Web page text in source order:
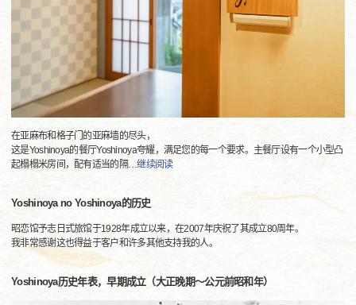
在亚麻布和格子门的亚麻墙的尽头，
这是Yoshinoya的餐厅Yoshinoya夸耀，满足您的每一个要求。主餐厅设有一个小型凸
起榻榻米房间，配有适当的隔…继续阅读
Yoshinoya no Yoshinoya的历史
昭恋馆予志日式旅馆于1928年成立以来，在2007年庆祝了其成立80周年。
我非常感谢这也得益于客户和许多其他支持我的人。
Yoshinoya历史年表，早期成立（大正晚期〜公元前昭和年）